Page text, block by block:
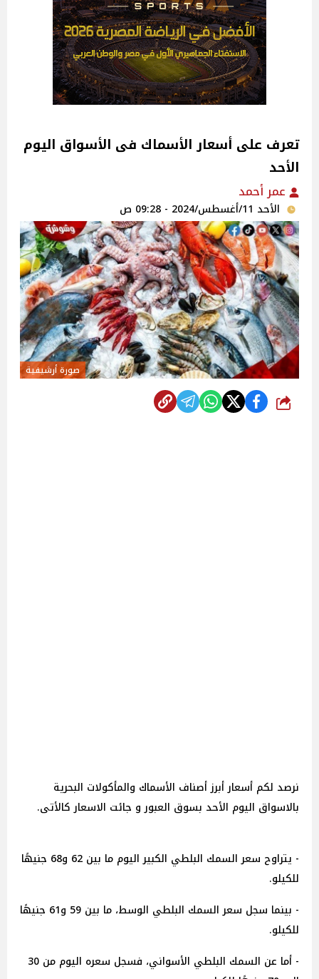
تعرف على أسعار الأسماك فى الأسواق اليوم
الأحد
عمر أحمد
الأحد 11/أغسطس/2024 - 09:28 ص
صورة أرشيفية
شارك
نرصد لكم أسعار أبرز أصناف الأسماك والمأكولات البحرية
بالاسواق اليوم الأحد بسوق العبور و جائت الاسعار كالأتى.
- يتراوح سعر السمك البلطي الكبير اليوم ما بين 62 و68 جنيهًا
للكيلو.
- بينما سجل سعر السمك البلطي الوسط، ما بين 59 و61 جنيهًا
للكيلو.
- أما عن السمك البلطي الأسواني، فسجل سعره اليوم من 30